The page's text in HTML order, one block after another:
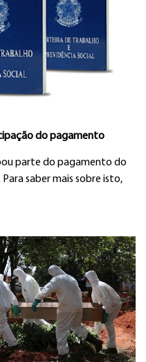
do pagamento
parte do pagamento do
saber mais sobre isto,